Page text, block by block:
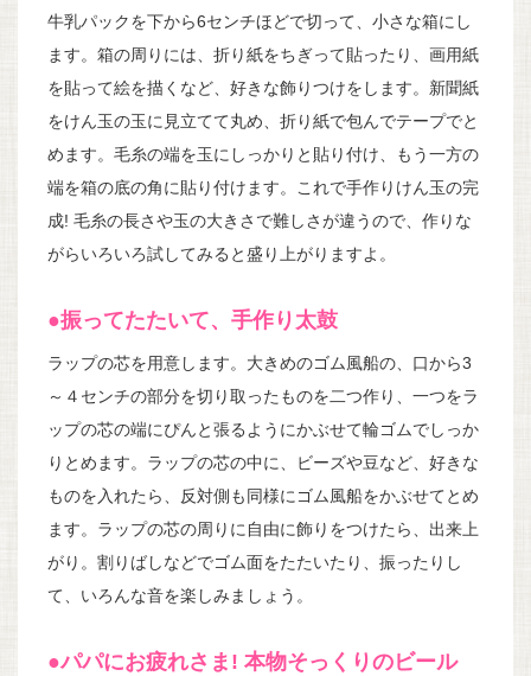
牛乳パックを下から6センチほどで切って、小さな箱にし
ます。箱の周りには、折り紙をちぎって貼ったり、画用紙
を貼って絵を描くなど、好きな飾りつけをします。新聞紙
をけん玉の玉に見立てて丸め、折り紙で包んでテープでと
めます。毛糸の端を玉にしっかりと貼り付け、もう一方の
端を箱の底の角に貼り付けます。これで手作りけん玉の完
成! 毛糸の長さや玉の大きさで難しさが違うので、作りな
がらいろいろ試してみると盛り上がりますよ。
●振ってたたいて、手作り太鼓
ラップの芯を用意します。大きめのゴム風船の、口から3
～４センチの部分を切り取ったものを二つ作り、一つをラ
ップの芯の端にぴんと張るようにかぶせて輪ゴムでしっか
りとめます。ラップの芯の中に、ビーズや豆など、好きな
ものを入れたら、反対側も同様にゴム風船をかぶせてとめ
ます。ラップの芯の周りに自由に飾りをつけたら、出来上
がり。割りばしなどでゴム面をたたいたり、振ったりし
て、いろんな音を楽しみましょう。
●パパにお疲れさま! 本物そっくりのビール